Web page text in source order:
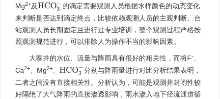
Mg2+及HCO3− 的滴定需要观测人员根据水样颜色的动态变化
来判断是否达到滴定终点，比较依赖观测人员的主观判断。台
站观测人员长期固定且进行过专业培训，整个观测过程严格按
照观测规范进行，可以排除人为操作不当的影响因素。
大寨井的水位、流量与降雨具有很好的相关性，而将F-
Ca2+ 、Mg2+ HCO3−分别与降雨量进行对比分析结果表明，
二者之间没有直接相关性。分析认为，可能是观测井封闭性较
好隔绝了大气降雨的直接渗透影响，雨水渗入地下径流通道循